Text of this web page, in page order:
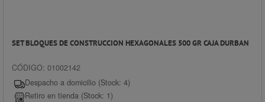
SET BLOQUES DE CONSTRUCCION HEXAGONALES 500 GR CAJA DURBAN
CÓDIGO: 01002142
Despacho a domicilio (Stock: 4)
Retiro en tienda (Stock: 1)